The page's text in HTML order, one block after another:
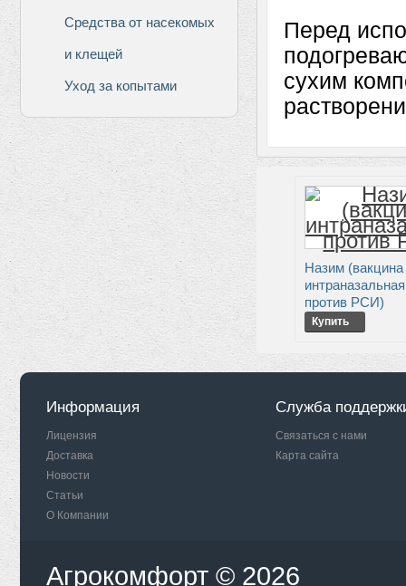
Средства от насекомых
и клещей
Уход за копытами
Перед
сухим
Назим (вакцина
интраназальная
против РСИ)
Купить
Информация
Лицензия
Доставка
Новости
Статьи
О Компании
Служба
Связаться с нами
Карта сайта
Агрокомфорт © 2026